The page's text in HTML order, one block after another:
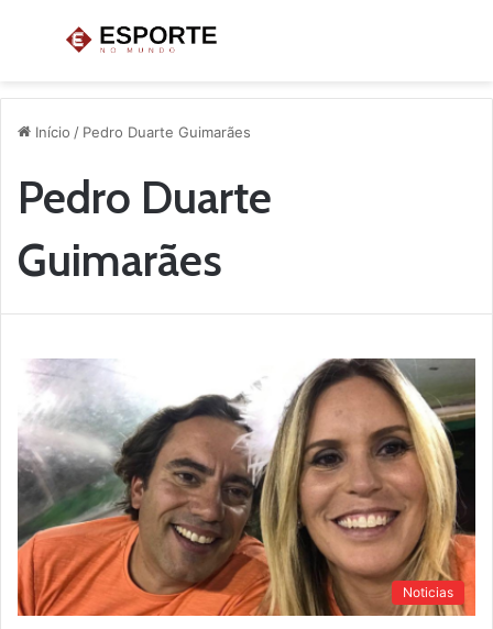
Menu
Início / Pedro Duarte Guimarães
Pedro Duarte
Guimarães
Noticias